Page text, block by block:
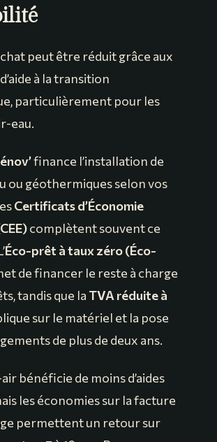
peut être réduit grâce aux
à la transition
particulièrement pour les
eau.
finance l’installation de
ou géothermiques selon vos
Certificats d’Économie
complètent souvent ce
Éco-prêt à taux zéro (Éco-
de financer le reste à charge
tandis que la TVA réduite à
sur le matériel et la pose
de plus de deux ans.
bénéficie de moins d’aides
les économies sur la facture
permettent un retour sur